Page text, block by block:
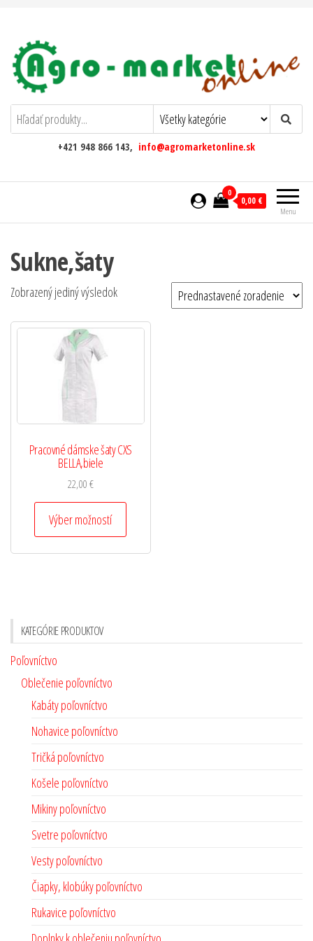
AgromarketOnline
+421 948 866 143, info@agromarketonline.sk
Menu
0
0,00 €
Sukne,šaty
Zobrazený jediný výsledok
Pracovné dámske šaty CXS
BELLA,biele
22,00€
Výber možností
KATEGÓRIE PRODUKTOV
Poľovníctvo
Oblečenie poľovníctvo
Kabáty poľovníctvo
Nohavice poľovníctvo
Tričká poľovníctvo
Košele poľovníctvo
Mikiny poľovníctvo
Svetre poľovníctvo
Vesty poľovníctvo
Čiapky, klobúky poľovníctvo
Rukavice poľovníctvo